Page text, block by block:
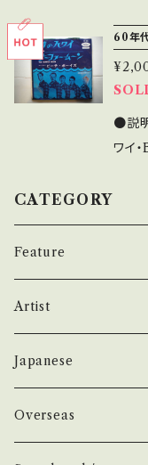
●状態
見方
他、
60年
●説
ワイ・B/
状態
【
CATEGORY
Feature
昭和ヒット
50年代
60年代
昭和歌謡/演歌
演歌/艶歌/お座敷
ムード・コーラス歌謡
任侠//軍歌/やさぐれ歌謡
Artist
THE BEATLES
BEATLES
Johm
ELVIS, Rock 'n' Roll
Japanese
1950~60 'S
Overseas